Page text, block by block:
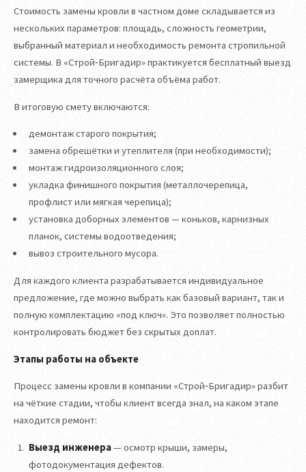
Стоимость замены кровли в частном доме складывается из
нескольких параметров: площадь, сложность геометрии,
выбранный материал и необходимость ремонта стропильной
системы. В «Строй‑Бригадир» практикуется бесплатный выезд
замерщика для точного расчёта объёма работ.
В итоговую смету включаются:
демонтаж старого покрытия;
замена обрешётки и утеплителя (при необходимости);
монтаж гидроизоляционного слоя;
укладка финишного покрытия (металлочерепица,
профлист или мягкая черепица);
установка доборных элементов — коньков, карнизных
планок, системы водоотведения;
вывоз строительного мусора.
Для каждого клиента разрабатывается индивидуальное
предложение, где можно выбрать как базовый вариант, так и
полную комплектацию «под ключ». Это позволяет полностью
контролировать бюджет без скрытых доплат.
Этапы работы на объекте
Процесс замены кровли в компании «Строй‑Бригадир» разбит
на чёткие стадии, чтобы клиент всегда знал, на каком этапе
находится ремонт:
Выезд инженера— осмотр крыши, замеры,
фотодокументация дефектов.